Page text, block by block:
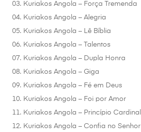
03. Kuriakos Angola – Força Tremenda
04. Kuriakos Angola – Alegria
05. Kuriakos Angola – Lê Bíblia
06. Kuriakos Angola – Talentos
07. Kuriakos Angola – Dupla Honra
08. Kuriakos Angola – Giga
09. Kuriakos Angola – Fé em Deus
10. Kuriakos Angola – Foi por Amor
11. Kuriakos Angola – Princípio Cardinal
12. Kuriakos Angola – Confia no Senhor